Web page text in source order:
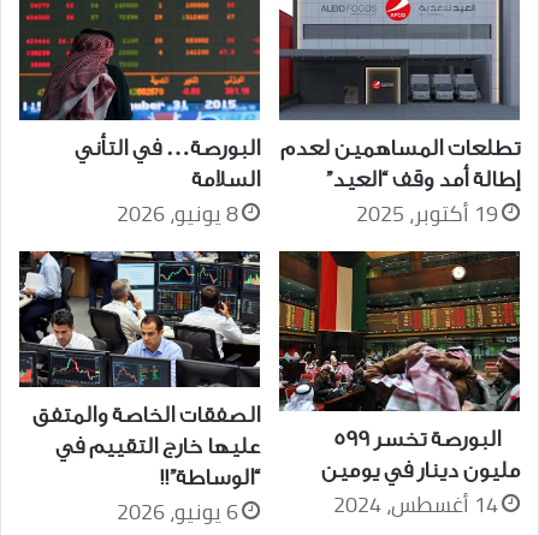
تطلعات المساهمين لعدم
إطالة أمد وقف “العيد”
19 أكتوبر، 2025
البورصة… في التأني
السلامة
8 يونيو، 2026
البورصة تخسر 599
مليون دينار في يومين
14 أغسطس، 2024
الصفقات الخاصة والمتفق
عليها خارج التقييم في
“الوساطة”!!
6 يونيو، 2026